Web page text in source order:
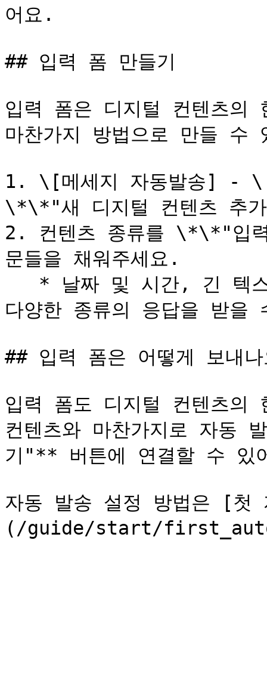
어요.
## 입력 폼 만들기
입력 폼은 디지털 컨텐츠의
마찬가지 방법으로 만들 수
1. \[메세지 자동발송] - \[
\*\*"새 디지털 컨텐츠 추
2. 컨텐츠 종류를 \*\*"입
문들을 채워주세요.
다양한 종류의 응답을 받을
## 입력 폼은 어떻게 보내나
입력 폼도 디지털 컨텐츠의
컨텐츠와 마찬가지로 자동
기"** 버튼에 연결할 수 있
자동 발송 설정 방법은 [첫